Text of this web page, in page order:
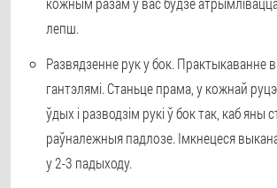
лепш.
Развядзенне рук у бок. Практыкаванне
гантэлямі. Станьце прама, у кожнай руцэ
ўдых і разводзім рукі ў бок так, каб яны
раўналежныя падлозе. Імкнецеся
у 2-3 падыходу.